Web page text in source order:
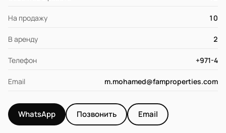
На продажу 10
В аренду 2
Телефон +971-4
Email m.mohamed@famproperties.com
WhatsApp Позвонить Email